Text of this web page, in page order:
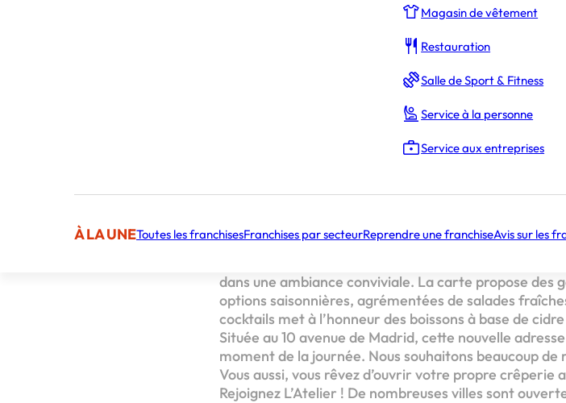
Magasin de vêtement
Restauration
Salle de Sport & Fitness
Service à la personne
Service aux entreprises
À LA UNEToutes les franchisesFranchises par secteurReprendre une franchiseAvis sur les
Nouvelle Crêperie L’Atelier à Neuilly-Sur-Seine !
Nouvelle Crêperie
Neuilly-Sur-Seine
L’Atelier Artisan Crêpiera inauguré sa 12ème
dans une ambiance conviviale. La carte propose des
options saisonnières, agrémentées de salades
cocktails met à l’honneur des boissons à base de
Située au 10 avenue de Madrid, cette nouvelle
moment de la journée. Nous souhaitons beaucoup
Vous aussi, vous rêvez d’ouvrir votre propre
Rejoignez L’Atelier ! De nombreuses villes sont